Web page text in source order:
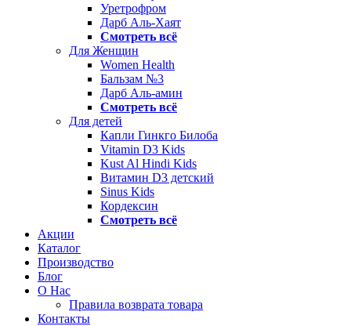
Уретрофром
Дарб Аль-Хаят
Смотреть всё
Для Женщин
Women Health
Бальзам №3
Дарб Аль-амин
Смотреть всё
Для детей
Капли Гинкго Билоба
Vitamin D3 Kids
Kust Al Hindi Kids
Витамин D3 детский
Sinus Kids
Кордексин
Смотреть всё
Акции
Каталог
Производство
Блог
О Нас
Правила возврата товара
Контакты